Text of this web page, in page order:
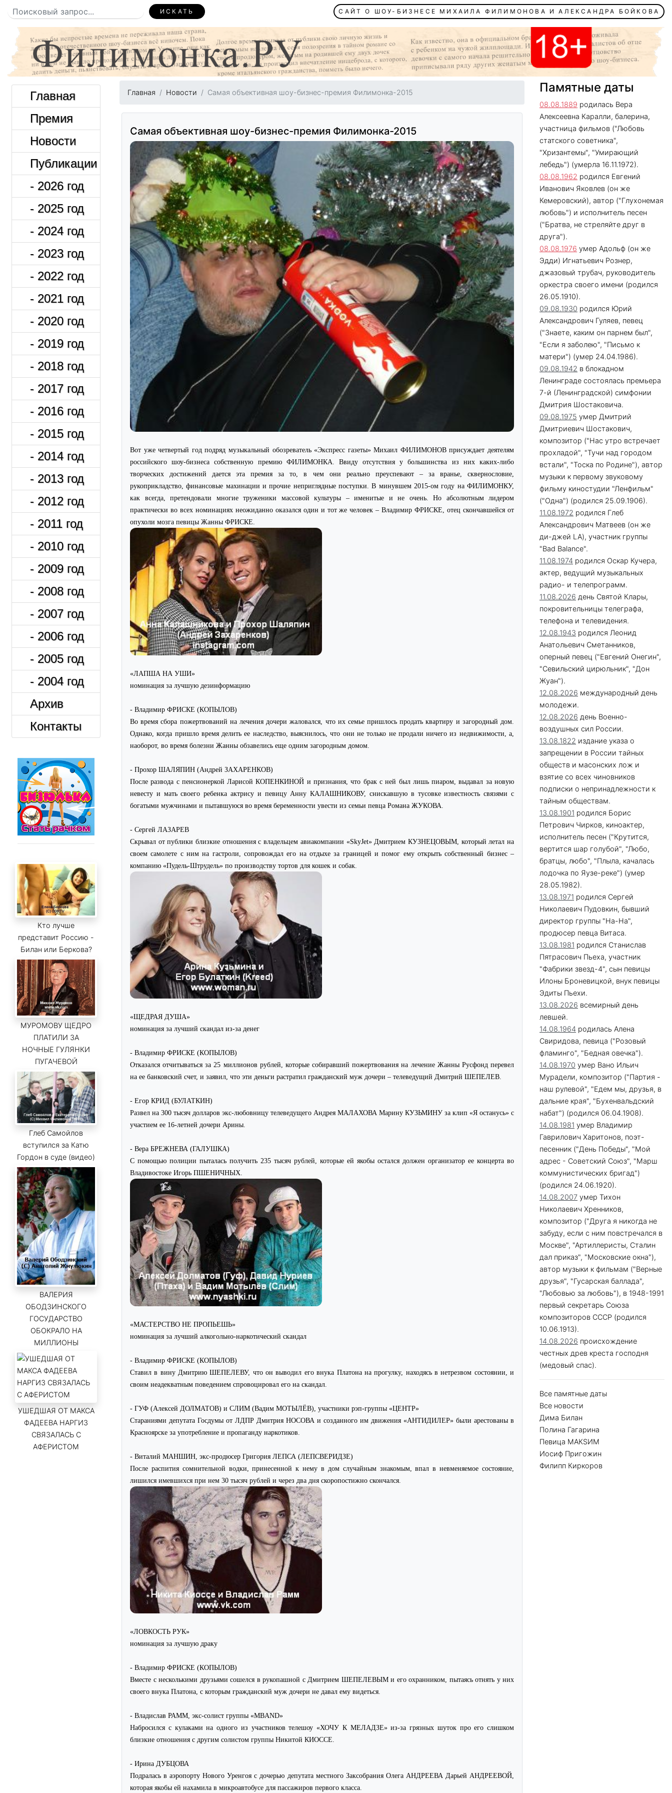
ИСКАТЬ САЙТ О ШОУ-БИЗНЕСЕ МИХАИЛА ФИЛИМОНОВА И АЛЕКСАНДРА БОЙКОВА
Главная
Премия
Новости
Публикации
- 2026 год
- 2025 год
- 2024 год
- 2023 год
- 2022 год
- 2021 год
- 2020 год
- 2019 год
- 2018 год
- 2017 год
- 2016 год
- 2015 год
- 2014 год
- 2013 год
- 2012 год
- 2011 год
- 2010 год
- 2009 год
- 2008 год
- 2007 год
- 2006 год
- 2005 год
- 2004 год
Архив
Контакты
Кто лучше
представит Россию -
Билан или Беркова?
МУРОМОВУ ЩЕДРО
ПЛАТИЛИ ЗА
НОЧНЫЕ ГУЛЯНКИ
ПУГАЧЕВОЙ
Глеб Самойлов
вступился за Катю
Гордон в суде (видео)
ВАЛЕРИЯ
ОБОДЗИНСКОГО
ГОСУДАРСТВО
ОБОКРАЛО НА
МИЛЛИОНЫ
УШЕДШАЯ ОТ МАКСА
ФАДЕЕВА НАРГИЗ
СВЯЗАЛАСЬ С
АФЕРИСТОМ
Главная Новости Самая объективная шоу-бизнес-премия Филимонка-2015
Самая объективная шоу-бизнес-премия Филимонка-2015
Вот уже четвертый год подряд музыкальный обозреватель «Экспресс газеты» Михаил ФИЛИМОНОВ присуждает деятелям
российского шоу-бизнеса собственную премию ФИЛИМОНКА. Ввиду отсутствия у большинства из них каких-либо
творческих достижений дается эта премия за то, в чем они реально преуспевают – за вранье, сквернословие,
рукоприкладство, финансовые махинации и прочие неприглядные поступки. В минувшем 2015-ом году на ФИЛИМОНКУ,
как всегда, претендовали многие труженики массовой культуры – именитые и не очень. Но абсолютным лидером
практически во всех номинациях неожиданно оказался один и тот же человек – Владимир ФРИСКЕ, отец скончавшейся от
опухоли мозга певицы Жанны ФРИСКЕ.
«ЛАПША НА УШИ»
номинация за лучшую дезинформацию
- Владимир ФРИСКЕ (КОПЫЛОВ)
Во время сбора пожертвований на лечения дочери жаловался, что их семье пришлось продать квартиру и загородный дом.
Однако, когда пришло время делить ее наследство, выяснилось, что они не только не продали ничего из недвижимости, а,
наоборот, во время болезни Жанны обзавелись еще одним загородным домом.
- Прохор ШАЛЯПИН (Андрей ЗАХАРЕНКОВ)
После развода с пенсионеркой Ларисой КОПЕНКИНОЙ и признания, что брак с ней был лишь пиаром, выдавал за новую
невесту и мать своего ребенка актрису и певицу Анну КАЛАШНИКОВУ, снискавшую в тусовке известность связями с
богатыми мужчинами и пытавшуюся во время беременности увести из семьи певца Романа ЖУКОВА.
- Сергей ЛАЗАРЕВ
Скрывал от публики близкие отношения с владельцем авиакомпании «SkyJet» Дмитрием КУЗНЕЦОВЫМ, который летал на
своем самолете с ним на гастроли, сопровождал его на отдыхе за границей и помог ему открыть собственный бизнес –
компанию «Пудель-Штрудель» по производству тортов для кошек и собак.
«ЩЕДРАЯ ДУША»
номинация за лучший скандал из-за денег
- Владимир ФРИСКЕ (КОПЫЛОВ)
Отказался отчитываться за 25 миллионов рублей, которые собиравший пожертвования на лечение Жанны Русфонд перевел
на ее банковский счет, и заявил, что эти деньги растратил гражданский муж дочери – телеведущий Дмитрий ШЕПЕЛЕВ.
- Егор КРИД (БУЛАТКИН)
Развел на 300 тысяч долларов экс-любовницу телеведущего Андрея МАЛАХОВА Марину КУЗЬМИНУ за клип «Я останусь» с
участием ее 16-летней дочери Арины.
- Вера БРЕЖНЕВА (ГАЛУШКА)
С помощью полиции пыталась получить 235 тысяч рублей, которые ей якобы остался должен организатор ее концерта во
Владивостоке Игорь ПШЕНИЧНЫХ.
«МАСТЕРСТВО НЕ ПРОПЬЕШЬ»
номинация за лучший алкогольно-наркотический скандал
- Владимир ФРИСКЕ (КОПЫЛОВ)
Ставил в вину Дмитрию ШЕПЕЛЕВУ, что он выводил его внука Платона на прогулку, находясь в нетрезвом состоянии, и
своим неадекватным поведением спровоцировал его на скандал.
- ГУФ (Алексей ДОЛМАТОВ) и СЛИМ (Вадим МОТЫЛЁВ), участники рэп-группы «ЦЕНТР»
Стараниями депутата Госдумы от ЛДПР Дмитрия НОСОВА и созданного им движения «АНТИДИЛЕР» были арестованы в
Красноярске за употребление и пропаганду наркотиков.
- Виталий МАНШИН, экс-продюсер Григория ЛЕПСА (ЛЕПСВЕРИДЗЕ)
После распития сомнительной водки, принесенной к нему в дом случайным знакомым, впал в невменяемое состояние,
лишился имевшихся при нем 30 тысяч рублей и через два дня скоропостижно скончался.
«ЛОВКОСТЬ РУК»
номинация за лучшую драку
- Владимир ФРИСКЕ (КОПЫЛОВ)
Вместе с несколькими друзьями сошелся в рукопашной с Дмитрием ШЕПЕЛЕВЫМ и его охранником, пытаясь отнять у них
своего внука Платона, с которым гражданский муж дочери не давал ему видеться.
- Владислав РАММ, экс-солист группы «MBAND»
Набросился с кулаками на одного из участников телешоу «ХОЧУ К МЕЛАДЗЕ» из-за грязных шуток про его слишком
близкие отношения с другим солистом группы Никитой КИОССЕ.
- Ирина ДУБЦОВА
Подралась в аэропорту Нового Уренгоя с дочерью депутата местного Заксобрания Олега АНДРЕЕВА Дарьей АНДРЕЕВОЙ,
которая якобы ей нахамила в микроавтобусе для пассажиров первого класса.
Памятные даты
08.08.1889 родилась Вера
Алексеевна Каралли, балерина,
участница фильмов ("Любовь
статского советника",
"Хризантемы", "Умирающий
лебедь") (умерла 16.11.1972).
08.08.1962 родился Евгений
Иванович Яковлев (он же
Кемеровский), автор ("Глухонемая
любовь") и исполнитель песен
("Братва, не стреляйте друг в
друга").
08.08.1976 умер Адольф (он же
Эдди) Игнатьевич Рознер,
джазовый трубач, руководитель
оркестра своего имени (родился
26.05.1910).
09.08.1930 родился Юрий
Александрович Гуляев, певец
("Знаете, каким он парнем был",
"Если я заболею", "Письмо к
матери") (умер 24.04.1986).
09.08.1942 в блокадном
Ленинграде состоялась премьера
7-й (Ленинградской) симфонии
Дмитрия Шостаковича.
09.08.1975 умер Дмитрий
Дмитриевич Шостакович,
композитор ("Нас утро встречает
прохладой", "Тучи над городом
встали", "Тоска по Родине"), автор
музыки к первому звуковому
фильму киностудии "Ленфильм"
("Одна") (родился 25.09.1906).
11.08.1972 родился Глеб
Александрович Матвеев (он же
ди-джей LA), участник группы
"Bad Balance".
11.08.1974 родился Оскар Кучера,
актер, ведущий музыкальных
радио- и телепрограмм.
11.08.2026 день Святой Клары,
покровительницы телеграфа,
телефона и телевидения.
12.08.1943 родился Леонид
Анатольевич Сметанников,
оперный певец ("Евгений Онегин",
"Севильский цирюльник", "Дон
Жуан").
12.08.2026 международный день
молодежи.
12.08.2026 день Военно-
воздушных сил России.
13.08.1822 издание указа о
запрещении в России тайных
обществ и масонских лож и
взятие со всех чиновников
подписки о непринадлежности к
тайным обществам.
13.08.1901 родился Борис
Петрович Чирков, киноактер,
исполнитель песен ("Крутится,
вертится шар голубой", "Любо,
братцы, любо", "Плыла, качалась
лодочка по Яузе-реке") (умер
28.05.1982).
13.08.1971 родился Сергей
Николаевич Пудовкин, бывший
директор группы "На-На",
продюсер певца Витаса.
13.08.1981 родился Станислав
Пятрасович Пьеха, участник
"Фабрики звезд-4", сын певицы
Илоны Броневицкой, внук певицы
Эдиты Пьехи.
13.08.2026 всемирный день
левшей.
14.08.1964 родилась Алена
Свиридова, певица ("Розовый
фламинго", "Бедная овечка").
14.08.1970 умер Вано Ильич
Мурадели, композитор ("Партия -
наш рулевой", "Едем мы, друзья, в
дальние края", "Бухенвальдский
набат") (родился 06.04.1908).
14.08.1981 умер Владимир
Гаврилович Харитонов, поэт-
песенник ("День Победы", "Мой
адрес - Советский Союз", "Марш
коммунистических бригад")
(родился 24.06.1920).
14.08.2007 умер Тихон
Николаевич Хренников,
композитор ("Друга я никогда не
забуду, если с ним повстречался в
Москве", "Артиллеристы, Сталин
дал приказ", "Московские окна"),
автор музыки к фильмам ("Верные
друзья", "Гусарская баллада",
"Любовью за любовь"), в 1948-1991
первый секретарь Союза
композиторов СССР (родился
10.06.1913).
14.08.2026 происхождение
честных древ креста господня
(медовый спас).
Все памятные даты
Все новости
Дима Билан
Полина Гагарина
Певица МАКSИМ
Иосиф Пригожин
Филипп Киркоров